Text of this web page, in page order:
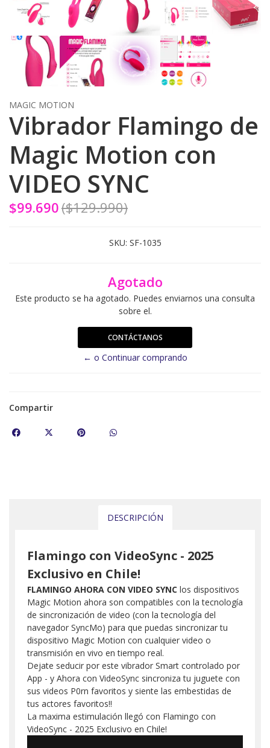
MAGIC MOTION
Vibrador Flamingo de
Magic Motion con
VIDEO SYNC
$99.690($129.990)
SKU: SF-1035
Agotado
Este producto se ha agotado. Puedes enviarnos una consulta
sobre el.
CONTÁCTANOS
← o Continuar comprando
Compartir
DESCRIPCIÓN
Flamingo con VideoSync - 2025
Exclusivo en Chile!
FLAMINGO AHORA CON VIDEO SYNC los dispositivos
Magic Motion ahora son compatibles con la tecnología
de sincronización de video (con la tecnología del
navegador SyncMo) para que puedas sincronizar tu
dispositivo Magic Motion con cualquier video o
transmisión en vivo en tiempo real.
Dejate seducir por este vibrador Smart controlado por
App - y Ahora con VideoSync sincroniza tu juguete con
sus videos P0rn favoritos y siente las embestidas de
tus actores favoritos!!
La maxima estimulación llegó con Flamingo con
VideoSync - 2025 Exclusivo en Chile!